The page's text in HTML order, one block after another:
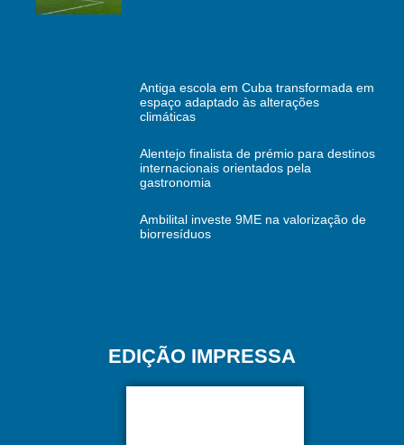
Antiga escola em Cuba transformada em
espaço adaptado às alterações
climáticas
Alentejo finalista de prémio para destinos
internacionais orientados pela
gastronomia
Ambilital investe 9ME na valorização de
biorresíduos
EDIÇÃO IMPRESSA